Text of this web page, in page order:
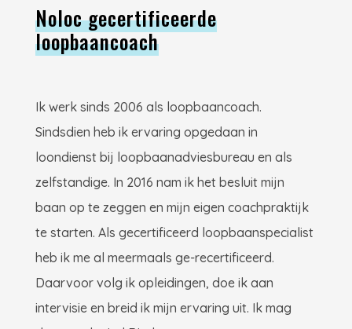
Noloc gecertificeerde
loopbaancoach
Ik werk sinds 2006 als loopbaancoach.
Sindsdien heb ik ervaring opgedaan in
loondienst bij loopbaanadviesbureau en als
zelfstandige. In 2016 nam ik het besluit mijn
baan op te zeggen en mijn eigen coachpraktijk
te starten. Als gecertificeerd loopbaanspecialist
heb ik me al meermaals ge-recertificeerd.
Daarvoor volg ik opleidingen, doe ik aan
intervisie en breid ik mijn ervaring uit. Ik mag